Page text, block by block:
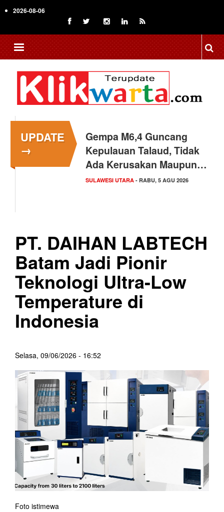
to
content
2026-08-06
UPDATE
→
Gempa M6,4 Guncang
Kepulauan Talaud, Tidak
Ada Kerusakan Maupun…
SULAWESI UTARA - RABU, 5 AGU 2026
PT. DAIHAN LABTECH
Batam Jadi Pionir
Teknologi Ultra-Low
Temperature di
Indonesia
Selasa, 09/06/2026 - 16:52
Foto istimewa